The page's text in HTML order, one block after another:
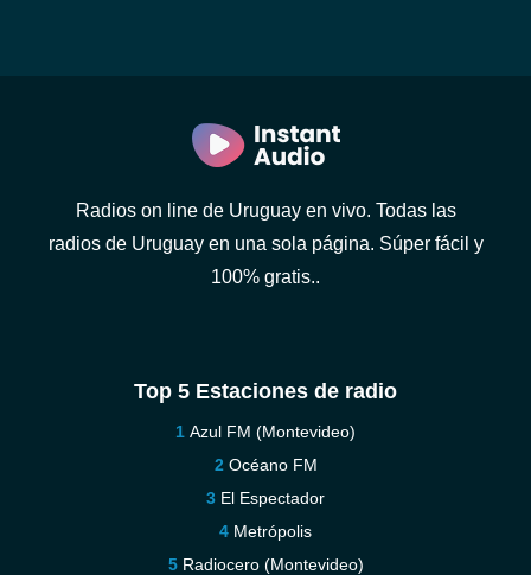
Radios on line de Uruguay en vivo. Todas las
radios de Uruguay en una sola página. Súper fácil y
100% gratis..
Top 5 Estaciones de radio
Azul FM (Montevideo)
Océano FM
El Espectador
Metrópolis
Radiocero (Montevideo)